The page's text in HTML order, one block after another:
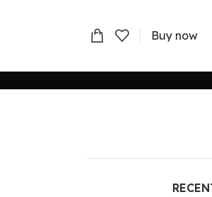
Buy now